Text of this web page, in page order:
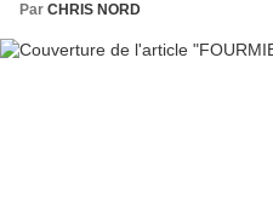
Par CHRIS NORD